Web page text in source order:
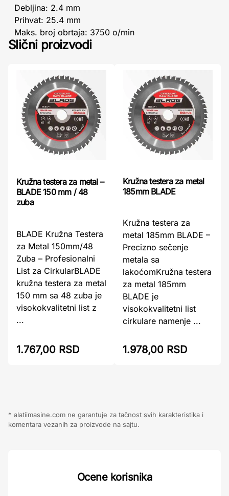
Debljina: 2.4 mm
Prihvat: 25.4 mm
Maks. broj obrtaja: 3750 o/min
Slični proizvodi
Kružna testera za metal –
BLADE 150 mm / 48
zuba
BLADE Kružna Testera
za Metal 150mm/48
Zuba – Profesionalni
List za CirkularBLADE
kružna testera za metal
150 mm sa 48 zuba je
visokokvalitetni list z
...
1.767,00 RSD
Kružna testera za metal
185mm BLADE
Kružna testera za
metal 185mm BLADE –
Precizno sečenje
metala sa
lakoćomKružna testera
za metal 185mm
BLADE je
visokokvalitetni list
cirkulare namenje ...
1.978,00 RSD
* alatiimasine.com ne garantuje za tačnost svih karakteristika i
komentara vezanih za proizvode na sajtu.
Ocene korisnika